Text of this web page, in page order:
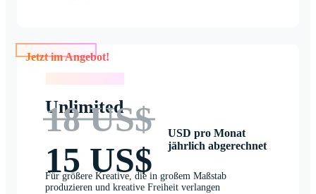
Jetzt im Angebot!
Unlimited
18 US$
15 US$
USD pro Monat
jährlich abgerechnet
Für größere Kreative, die in großem Maßstab
produzieren und kreative Freiheit verlangen